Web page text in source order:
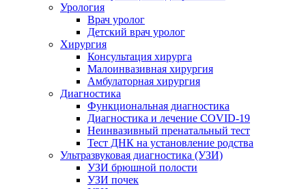
Урология
Врач уролог
Детский врач уролог
Хирургия
Консультация хирурга
Малоинвазивная хирургия
Амбулаторная хирургия
Диагностика
Функциональная диагностика
Диагностика и лечение COVID-19
Неинвазивный пренатальный тест
Тест ДНК на установление родства
Ультразвуковая диагностика (УЗИ)
УЗИ брюшной полости
УЗИ почек